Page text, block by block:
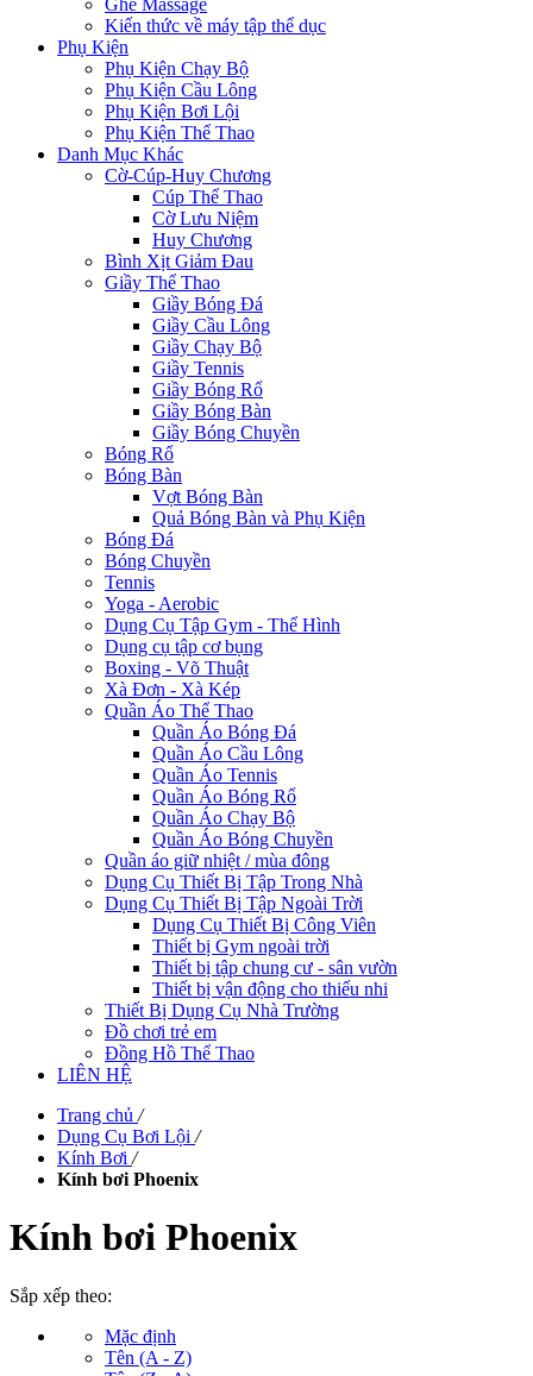
Ghế Massage
Kiến thức về máy tập thể dục
Phụ Kiện
Phụ Kiện Chạy Bộ
Phụ Kiện Cầu Lông
Phụ Kiện Bơi Lội
Phụ Kiện Thể Thao
Danh Mục Khác
Cờ-Cúp-Huy Chương
Cúp Thể Thao
Cờ Lưu Niệm
Huy Chương
Bình Xịt Giảm Đau
Giầy Thể Thao
Giầy Bóng Đá
Giầy Cầu Lông
Giầy Chạy Bộ
Giầy Tennis
Giầy Bóng Rổ
Giầy Bóng Bàn
Giầy Bóng Chuyền
Bóng Rổ
Bóng Bàn
Vợt Bóng Bàn
Quả Bóng Bàn và Phụ Kiện
Bóng Đá
Bóng Chuyền
Tennis
Yoga - Aerobic
Dụng Cụ Tập Gym - Thể Hình
Dụng cụ tập cơ bụng
Boxing - Võ Thuật
Xà Đơn - Xà Kép
Quần Áo Thể Thao
Quần Áo Bóng Đá
Quần Áo Cầu Lông
Quần Áo Tennis
Quần Áo Bóng Rổ
Quần Áo Chạy Bộ
Quần Áo Bóng Chuyền
Quần áo giữ nhiệt / mùa đông
Dụng Cụ Thiết Bị Tập Trong Nhà
Dụng Cụ Thiết Bị Tập Ngoài Trời
Dụng Cụ Thiết Bị Công Viên
Thiết bị Gym ngoài trời
Thiết bị tập chung cư - sân vườn
Thiết bị vận động cho thiếu nhi
Thiết Bị Dụng Cụ Nhà Trường
Đồ chơi trẻ em
Đồng Hồ Thể Thao
LIÊN HỆ
Trang chủ /
Dụng Cụ Bơi Lội /
Kính Bơi /
Kính bơi Phoenix
Kính bơi Phoenix
Sắp xếp theo:
Mặc định
Tên (A - Z)